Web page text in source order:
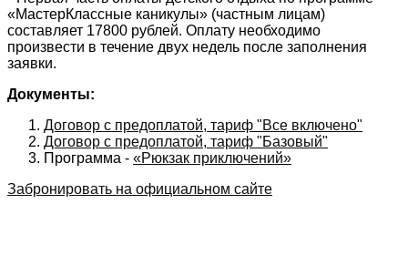
«МастерКлассные каникулы» (частным лицам)
составляет 17800 рублей. Оплату необходимо
произвести в течение двух недель после заполнения
заявки.
Документы:
Договор с предоплатой, тариф "Все включено"
Договор с предоплатой, тариф "Базовый"
Программа - «Рюкзак приключений»
Забронировать на официальном сайте